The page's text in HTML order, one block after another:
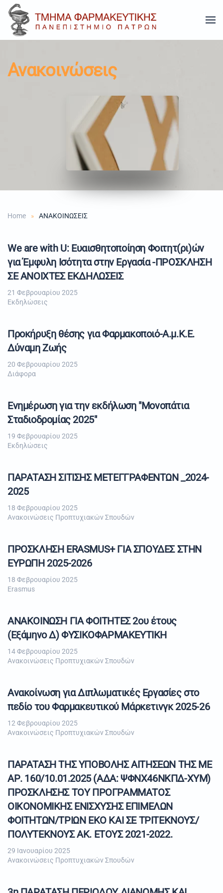
Skip to main content
Ανακοινώσεις
Home ΑΝΑΚΟΙΝΩΣΕΙΣ
We are with U: Ευαισθητοποίηση Φοιτητ(ρι)ών
για Έμφυλη Ισότητα στην Εργασία -ΠΡΟΣΚΛΗΣΗ
ΣΕ ΑΝΟΙΧΤΕΣ ΕΚΔΗΛΩΣΕΙΣ
21 Φεβρουαρίου 2025
Εκδηλώσεις
Προκήρυξη θέσης για Φαρμακοποιό-Α.μ.Κ.Ε.
Δύναμη Ζωής
20 Φεβρουαρίου 2025
Διάφορα
Ενημέρωση για την εκδήλωση "Μονοπάτια
Σταδιοδρομίας 2025"
19 Φεβρουαρίου 2025
Εκδηλώσεις
ΠΑΡΑΤΑΣΗ ΣΙΤΙΣΗΣ ΜΕΤΕΓΓΡΑΦΕΝΤΩΝ _2024-
2025
18 Φεβρουαρίου 2025
Ανακοινώσεις Προπτυχιακών Σπουδών
ΠΡΟΣΚΛΗΣΗ ERASMUS+ ΓΙΑ ΣΠΟΥΔΕΣ ΣΤΗΝ
ΕΥΡΩΠΗ 2025-2026
18 Φεβρουαρίου 2025
Erasmus
ΑΝΑΚΟΙΝΩΣΗ ΓΙΑ ΦΟΙΤΗΤΕΣ 2ου έτους
(Εξάμηνο Δ) ΦΥΣΙΚΟΦΑΡΜΑΚΕΥΤΙΚΗ
14 Φεβρουαρίου 2025
Ανακοινώσεις Προπτυχιακών Σπουδών
Ανακοίνωση για Διπλωματικές Εργασίες στο
πεδίο του Φαρμακευτικού Μάρκετινγκ 2025-26
12 Φεβρουαρίου 2025
Ανακοινώσεις Προπτυχιακών Σπουδών
ΠΑΡΑΤΑΣΗ ΤΗΣ ΥΠΟΒΟΛΗΣ ΑΙΤΗΣΕΩΝ ΤΗΣ ΜΕ
ΑΡ. 160/10.01.2025 (ΑΔΑ: ΨΦΝΧ46ΝΚΠΔ-ΧΥΜ)
ΠΡΟΣΚΛΗΣΗΣ ΤΟΥ ΠΡΟΓΡΑΜΜΑΤΟΣ
ΟΙΚΟΝΟΜΙΚΗΣ ΕΝΙΣΧΥΣΗΣ ΕΠΙΜΕΛΩΝ
ΦΟΙΤΗΤΩΝ/ΤΡΙΩΝ ΕΚΟ ΚΑΙ ΣΕ ΤΡΙΤΕΚΝΟΥΣ/
ΠΟΛΥΤΕΚΝΟΥΣ ΑΚ. ΕΤΟΥΣ 2021-2022.
29 Ιανουαρίου 2025
Ανακοινώσεις Προπτυχιακών Σπουδών